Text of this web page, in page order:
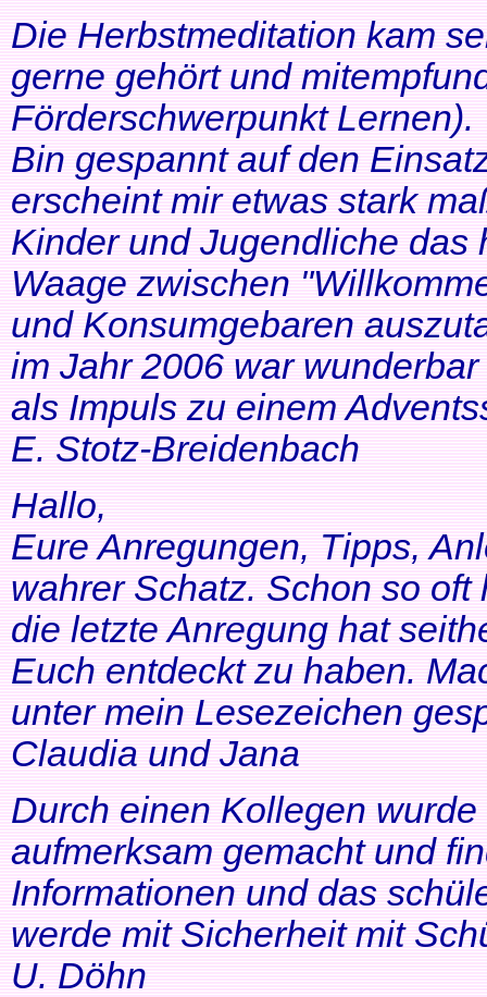
Die Herbstmeditation kam
gerne gehört und
Förderschwerpunkt Lernen).
Bin gespannt auf den
erscheint mir etwas stark
Kinder und Jugendliche das
Waage zwischen
und Konsumgebaren
im Jahr 2006 war
als Impuls zu einem
E. Stotz-Breidenbach
Hallo,
Eure Anregungen, Tipps,
wahrer Schatz. Schon so
die letzte Anregung hat
Euch entdeckt zu haben.
unter mein Lesezeichen
Claudia und Jana
Durch einen Kollegen
aufmerksam gemacht und
Informationen und das
werde mit Sicherheit mit
U. Döhn